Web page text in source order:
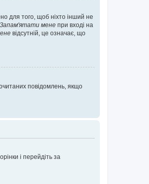
для того, щоб ніхто інший не
Запам'ятати мене при вході на
відсутній, це означає, що
повідомлень, якщо
і перейдіть за